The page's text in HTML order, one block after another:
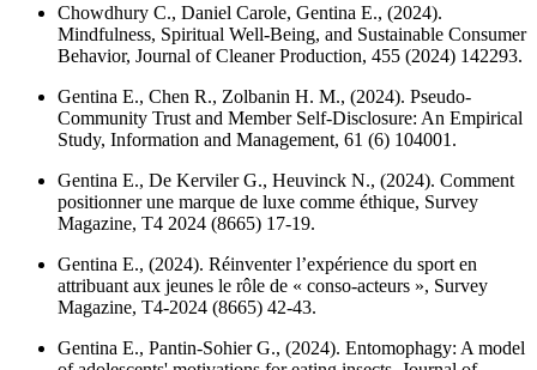
Chowdhury C., Daniel Carole, Gentina E., (2024).
Mindfulness, Spiritual Well-Being, and Sustainable Consumer
Behavior, Journal of Cleaner Production, 455 (2024) 142293.
Gentina E., Chen R., Zolbanin H. M., (2024). Pseudo-
Community Trust and Member Self-Disclosure: An Empirical
Study, Information and Management, 61 (6) 104001.
Gentina E., De Kerviler G., Heuvinck N., (2024). Comment
positionner une marque de luxe comme éthique, Survey
Magazine, T4 2024 (8665) 17-19.
Gentina E., (2024). Réinventer l’expérience du sport en
attribuant aux jeunes le rôle de « conso-acteurs », Survey
Magazine, T4-2024 (8665) 42-43.
Gentina E., Pantin-Sohier G., (2024). Entomophagy: A model